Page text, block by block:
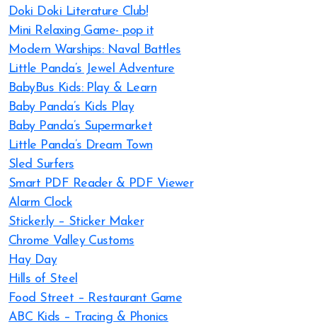
Doki Doki Literature Club!
Mini Relaxing Game- pop it
Modern Warships: Naval Battles
Little Panda’s Jewel Adventure
BabyBus Kids: Play & Learn
Baby Panda’s Kids Play
Baby Panda’s Supermarket
Little Panda’s Dream Town
Sled Surfers
Smart PDF Reader & PDF Viewer
Alarm Clock
Sticker.ly – Sticker Maker
Chrome Valley Customs
Hay Day
Hills of Steel
Food Street – Restaurant Game
ABC Kids – Tracing & Phonics